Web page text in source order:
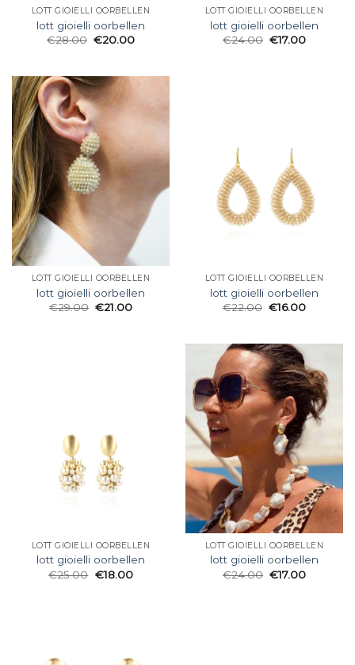
LOTT GIOIELLI OORBELLEN
lott gioielli oorbellen
€28.00 €20.00
LOTT GIOIELLI OORBELLEN
lott gioielli oorbellen
€24.00 €17.00
LOTT GIOIELLI OORBELLEN
lott gioielli oorbellen
€29.00 €21.00
LOTT GIOIELLI OORBELLEN
lott gioielli oorbellen
€22.00 €16.00
LOTT GIOIELLI OORBELLEN
lott gioielli oorbellen
€25.00 €18.00
LOTT GIOIELLI OORBELLEN
lott gioielli oorbellen
€24.00 €17.00